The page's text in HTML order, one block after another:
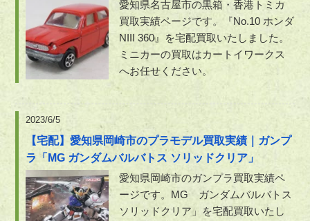
愛知県名古屋市の黒箱・香港トミカ
買取実績ページです。『No.10 ホンダ
NIII 360』を宅配買取いたしました。
ミニカーの買取はカートイワークス
へお任せください。
2023/6/5
【宅配】愛知県岡崎市のプラモデル買取実績｜ガンプ
ラ「MG ガンダムバルバトス ソリッドクリア」
愛知県岡崎市のガンプラ買取実績ペ
ージです。MG ガンダムバルバトス
ソリッドクリア」を宅配買取いたし